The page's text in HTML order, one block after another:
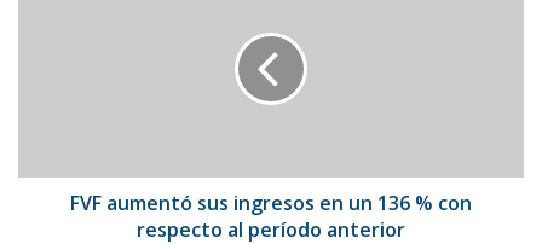
con
respectoFVF aumentó sus ingresos en un 136 % con
respecto al período anterior